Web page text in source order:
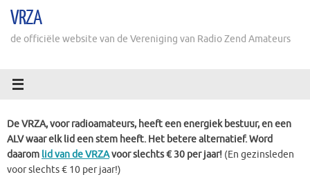
naarVRZA
de officiële website van de Vereniging van Radio Zend Amateurs
De VRZA, voor radioamateurs, heeft een energiek bestuur, en een
ALV waar elk lid een stem heeft. Het betere alternatief. Word
daarom lid van de VRZAvoor slechts € 30 per jaar! (En gezinsleden
voor slechts € 10 per jaar!)